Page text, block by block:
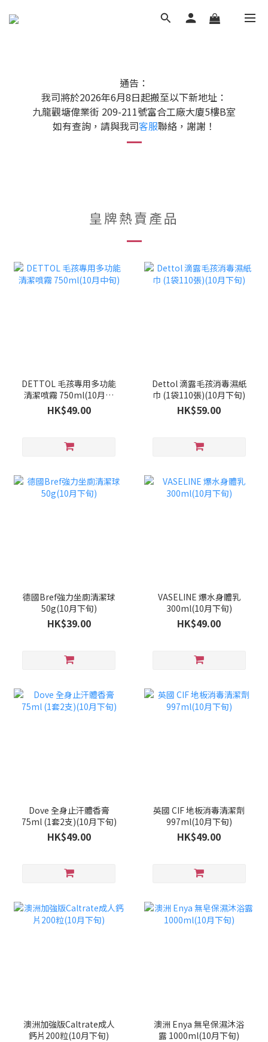
通告：
我司將於2026年6月8日起搬至以下新地址：
九龍觀塘偉業街 209-211號富合工廠大廈5樓B室
如有查詢，請與我司客服聯絡，謝謝！
皇牌熱賣產品
DETTOL 毛孩專用多功能
清潔噴霧 750ml(10月中
旬)
HK$49.00
Dettol 滴露毛孩消毒濕紙
巾 (1袋110張)(10月下旬)
HK$59.00
德國Bref強力坐廁清潔球
50g(10月下旬)
HK$39.00
VASELINE 爆水身體乳
300ml(10月下旬)
HK$49.00
Dove 全身止汗體香膏
75ml (1套2支)(10月下旬)
HK$49.00
英國 CIF 地板消毒清潔劑
997ml(10月下旬)
HK$49.00
澳洲加強版Caltrate成人
鈣片200粒(10月下旬)
澳洲 Enya 無皂保濕沐浴
露 1000ml(10月下旬)